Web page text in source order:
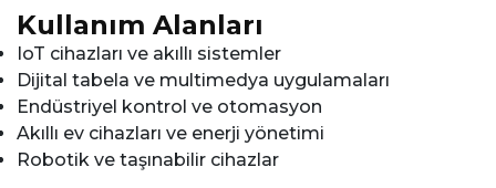
Kullanım Alanları
IoT cihazları ve akıllı sistemler
Dijital tabela ve multimedya uygulamaları
Endüstriyel kontrol ve otomasyon
Akıllı ev cihazları ve enerji yönetimi
Robotik ve taşınabilir cihazlar